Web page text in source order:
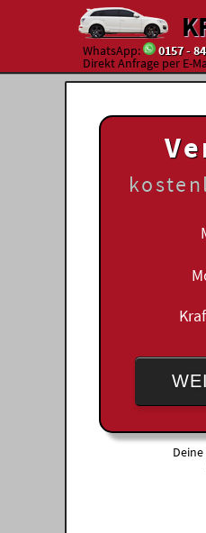
WhatsApp: 0157 -
Direkt Anfrage per E-